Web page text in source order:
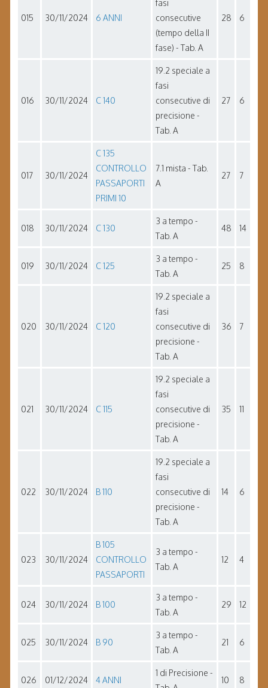
015 30/11/2024 6 ANNI
fasi
consecutive
(tempo della II
fase) - Tab. A
28 6
016 30/11/2024 C 140
19.2 speciale a
fasi
consecutive di
precisione -
Tab. A
27 6
017 30/11/2024
C 135
CONTROLLO
PASSAPORTI
PRIMI 10
7.1 mista - Tab.
A
27 7
018 30/11/2024 C 130
3 a tempo -
Tab. A
48 14
019 30/11/2024 C 125
3 a tempo -
Tab. A
25 8
020 30/11/2024 C 120
19.2 speciale a
fasi
consecutive di
precisione -
Tab. A
36 7
021 30/11/2024 C 115
19.2 speciale a
fasi
consecutive di
precisione -
Tab. A
35 11
022 30/11/2024 B 110
19.2 speciale a
fasi
consecutive di
precisione -
Tab. A
14 6
023 30/11/2024
B 105
CONTROLLO
PASSAPORTI
3 a tempo -
Tab. A
12 4
024 30/11/2024 B 100
3 a tempo -
Tab. A
29 12
025 30/11/2024 B 90
3 a tempo -
Tab. A
21 6
026 01/12/2024 4 ANNI
1 di Precisione -
10 8